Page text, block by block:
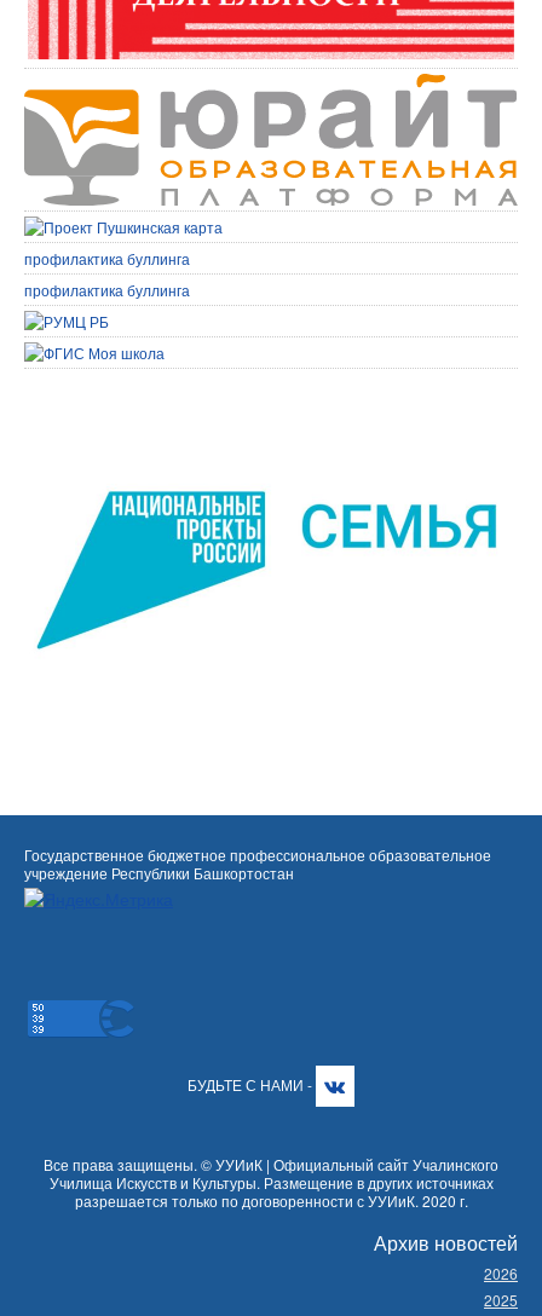
профилактика буллинга
профилактика буллинга
Государственное бюджетное профессиональное образовательное
учреждение Республики Башкортостан
БУДЬТЕ С НАМИ -
Все права защищены. © УУИиК | Официальный сайт Учалинского
Училища Искусств и Культуры. Размещение в других источниках
разрешается только по договоренности с УУИиК. 2020 г.
Архив новостей
2026
2025